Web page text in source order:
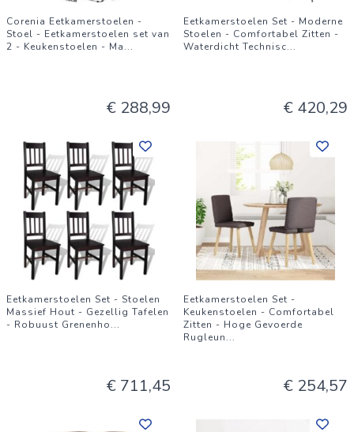
Corenia Eetkamerstoelen -
Stoel - Eetkamerstoelen set van
2 - Keukenstoelen - Ma...
€ 288,99
Eetkamerstoelen Set - Moderne
Stoelen - Comfortabel Zitten -
Waterdicht Technisc...
€ 420,29
Eetkamerstoelen Set - Stoelen
Massief Hout - Gezellig Tafelen
- Robuust Grenenho...
€ 711,45
Eetkamerstoelen Set -
Keukenstoelen - Comfortabel
Zitten - Hoge Gevoerde
Rugleun...
€ 254,57